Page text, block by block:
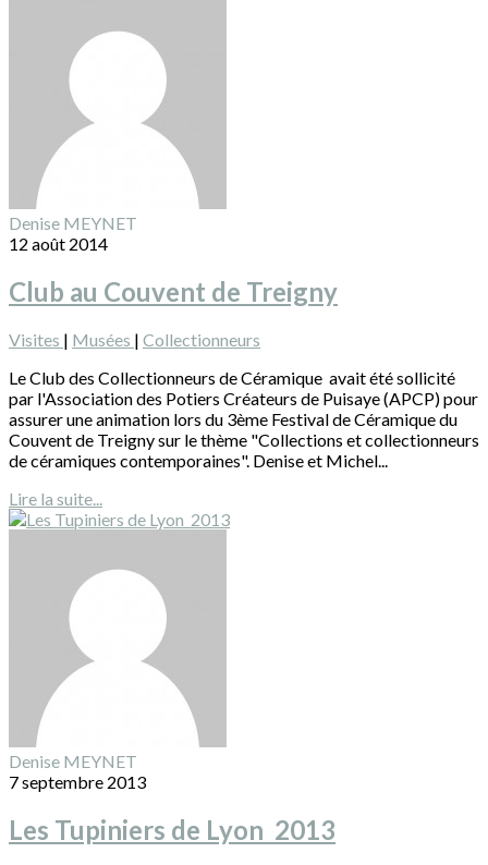
Denise MEYNET
12 août 2014
Club au Couvent de Treigny
Visites | Musées | Collectionneurs
Le Club des Collectionneurs de Céramique avait été sollicité
par l'Association des Potiers Créateurs de Puisaye (APCP) pour
assurer une animation lors du 3ème Festival de Céramique du
Couvent de Treigny sur le thème "Collections et collectionneurs
de céramiques contemporaines". Denise et Michel...
Lire la suite...
Denise MEYNET
7 septembre 2013
Les Tupiniers de Lyon 2013